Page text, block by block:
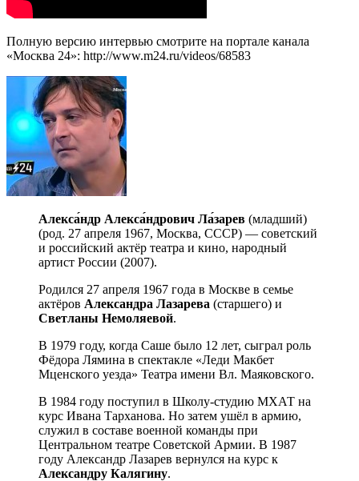
Полную версию интервью смотрите на портале канала
«Москва 24»: http://www.m24.ru/videos/68583
Алекса́ндр Алекса́ндрович Ла́зарев (младший)
(род. 27 апреля 1967, Москва, СССР) — советский
и российский актёр театра и кино, народный
артист России (2007).
Родился 27 апреля 1967 года в Москве в семье
актёров Александра Лазарева (старшего) и
Светланы Немоляевой.
В 1979 году, когда Саше было 12 лет, сыграл роль
Фёдора Лямина в спектакле «Леди Макбет
Мценского уезда» Театра имени Вл. Маяковского.
В 1984 году поступил в Школу-студию МХАТ на
курс Ивана Тарханова. Но затем ушёл в армию,
служил в составе военной команды при
Центральном театре Советской Армии. В 1987
году Александр Лазарев вернулся на курс к
Александру Калягину.